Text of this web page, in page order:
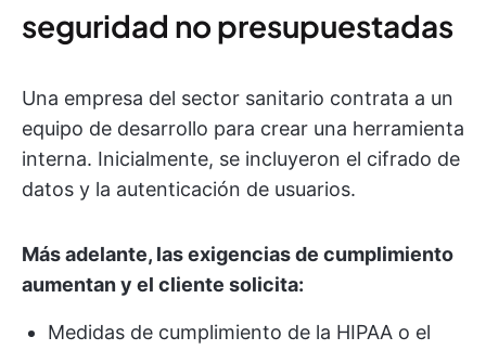
seguridad no presupuestadas
Una empresa del sector sanitario contrata a un
equipo de desarrollo para crear una herramienta
interna. Inicialmente, se incluyeron el cifrado de
datos y la autenticación de usuarios.
Más adelante, las exigencias de cumplimiento
aumentan y el cliente solicita:
Medidas de cumplimiento de la HIPAA o el